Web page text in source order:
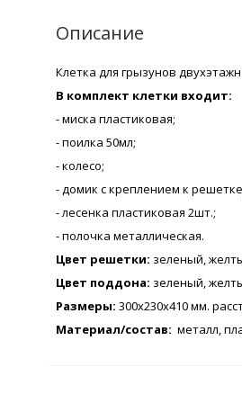
Описание
Клетка для грызунов
В комплект клетки входит:
- миска пластиковая;
- поилка 50мл;
- колесо;
- домик с креплением к
- лесенка пластиковая 2шт.;
- полочка металлическая.
Цвет решетки: зеленый,
Цвет поддона: зеленый,
Размеры: 300х230х410 мм.
Материал/состав: металл,